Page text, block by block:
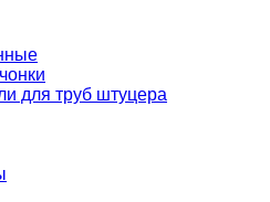
для труб штуцера